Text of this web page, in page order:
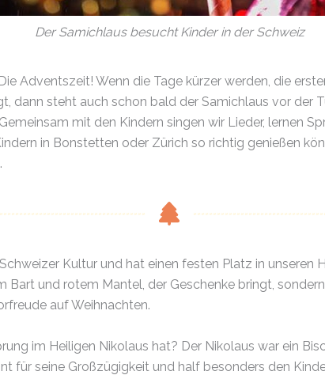
Der Samichlaus besucht Kinder in der Schweiz
Adventszeit! Wenn die Tage kürzer werden, die
dann steht auch schon bald der Samichlaus vor der
mit den Kindern singen wir Lieder, lernen
in Bonstetten oder Zürich so richtig genießen
Kultur und hat einen festen Platz in unseren
Bart und rotem Mantel, der Geschenke bringt,
auf Weihnachten.
im Heiligen Nikolaus hat? Der Nikolaus war ein
für seine Großzügigkeit und half besonders den